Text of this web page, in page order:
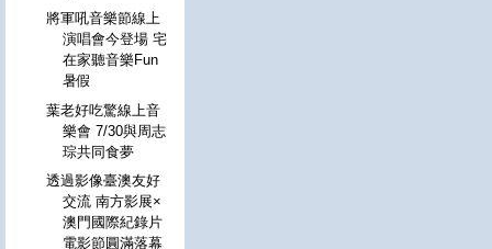
將軍吼音樂節線上
演唱會今登場 宅
在家聽音樂Fun
暑假
葉老好吃驚線上音
樂會 7/30與周志
琮共同食夢
透過影像臺澳友好
交流 南方影展×
澳門國際紀錄片
電影節圓滿落幕